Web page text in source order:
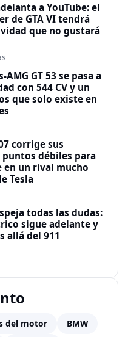
a YouTube: el
de GTA VI tendrá
que no gustará
AMG GT 53 se pasa a
con 544 CV y un
que solo existe en
corrige sus
débiles para
un rival mucho
Tesla
todas las dudas:
sigue adelante y
allá del 911
del motor BMW